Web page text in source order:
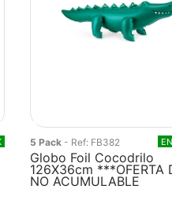
5 Pack - Ref: FB382
Globo Foil Cocodrilo
126X36cm ***OFERTA
NO ACUMULABLE